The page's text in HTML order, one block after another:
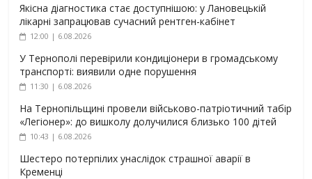
Якісна діагностика стає доступнішою: у Лановецькій
лікарні запрацював сучасний рентген-кабінет
12:00 | 6.08.2026
У Тернополі перевірили кондиціонери в громадському
транспорті: виявили одне порушення
11:30 | 6.08.2026
На Тернопільщині провели військово-патріотичний табір
«Легіонер»: до вишколу долучилися близько 100 дітей
10:43 | 6.08.2026
Шестеро потерпілих унаслідок страшної аварії в
Кременці